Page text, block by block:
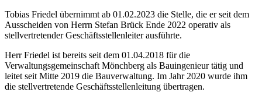
Tobias Friedel übernimmt ab 01.02.2023 die Stelle, die er seit dem
Ausscheiden von Herrn Stefan Brück Ende 2022 operativ als
stellvertretender Geschäftsstellenleiter ausführte.
Herr Friedel ist bereits seit dem 01.04.2018 für die
Verwaltungsgemeinschaft Mönchberg als Bauingenieur tätig und
leitet seit Mitte 2019 die Bauverwaltung. Im Jahr 2020 wurde ihm
die stellvertretende Geschäftsstellenleitung übertragen.